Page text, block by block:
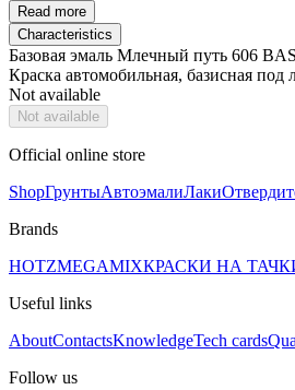
Read more
Characteristics
Базовая эмаль Млечный путь 606
Краска автомобильная, базисная
Not available
Not available
Official online store
ShopГрунтыАвтоэмалиЛаки
Brands
HOTZMEGAMIXКРАСКИ НА
Useful links
AboutContactsKnowledgeTech cards
Follow us